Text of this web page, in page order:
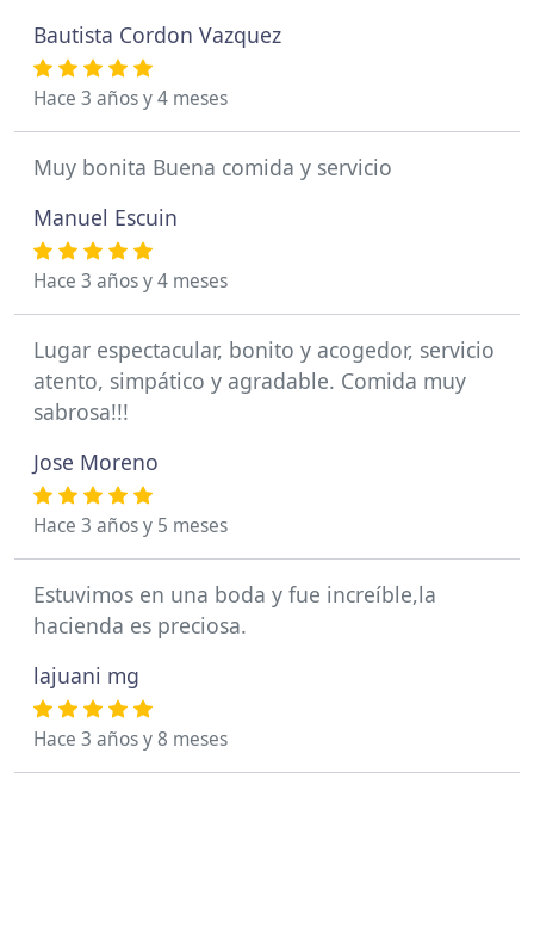
Bautista Cordon Vazquez
Hace 3 años y 4 meses
Muy bonita Buena comida y servicio
Manuel Escuin
Hace 3 años y 4 meses
Lugar espectacular, bonito y acogedor, servicio
atento, simpático y agradable. Comida muy
sabrosa!!!
Jose Moreno
Hace 3 años y 5 meses
Estuvimos en una boda y fue increíble,la
hacienda es preciosa.
lajuani mg
Hace 3 años y 8 meses